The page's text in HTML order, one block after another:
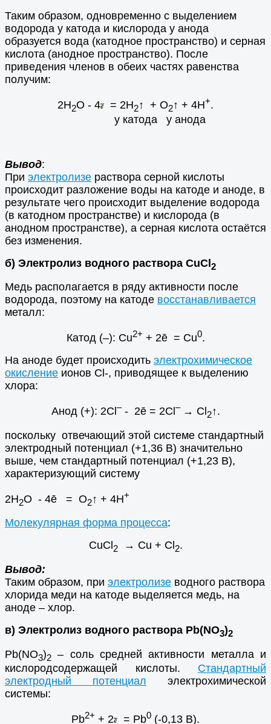
Таким образом, одновременно с выделением
водорода у катода и кислорода у анода
образуется вода (катодное пространство) и серная
кислота (анодное пространство). После
приведения членов в обеих частях равенства
получим:
2H2O - 4 = 2H2↑ + O2↑ + 4H+.
у катода у анода
Вывод:
При электролизе раствора серной кислоты
происходит разложение воды на катоде и аноде, в
результате чего происходит выделение водорода
(в катодном пространстве) и кислорода (в
анодном пространстве), а серная кислота остаётся
без изменения.
б) Электролиз водного раствора CuCl2
Медь располагается в ряду активности после
водорода, поэтому на катоде восстанавливается
металл:
Катод (–): Cu2+ + 2ē = Cu0.
На аноде будет происходить электрохимическое
окисление ионов Cl-, приводящее к выделению
хлора:
Анод (+): 2Cl –- 2ē = 2Cl – → Cl 2↑.
поскольку отвечающий этой системе стандартный
электродный потенциал (+1,36 В) значительно
выше, чем стандартный потенциал (+1,23 В),
характеризующий систему
2Н2О - 4ē = О2↑ + 4Н+
Молекулярная форма процесса:
CuCl 2→ Cu + Cl 2.
Вывод:
Таким образом, при электролизе водного раствора
хлорида меди на катоде выделяется медь, на
аноде – хлор.
в) Электролиз водного раствора Рb(NO3)2
Рb(NO3)2 – соль средней активности металла и
кислородсодержащей кислоты. Стандартный
электродный потенциал электрохимической
системы:
Pb2+ + 2 = Pb0 (-0,13 В).